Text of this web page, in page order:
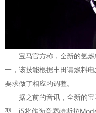
宝马官方称，全新的氢燃
一，该技能根据丰田请燃料
要求做了相应的调整。
据之前的音讯，全新的宝
型，i5将作为竞赛特斯拉